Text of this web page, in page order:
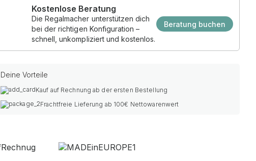
Kostenlose Beratung
Die Regalmacher unterstützen dich
bei der richtigen Konfiguration –
schnell, unkompliziert und kostenlos.
Beratung buchen
Deine Vorteile
Kauf auf Rechnung ab der ersten Bestellung
Frachtfreie Lieferung ab 100€ Nettowarenwert